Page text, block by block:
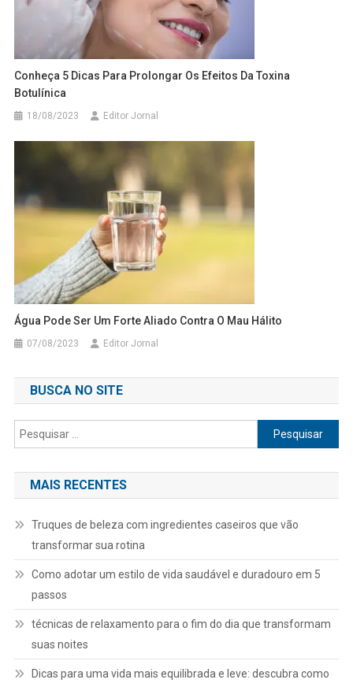
Conheça 5 Dicas Para Prolongar Os Efeitos Da Toxina
Botulínica
18/08/2023 Editor Jornal
Água Pode Ser Um Forte Aliado Contra O Mau Hálito
07/08/2023 Editor Jornal
BUSCA NO SITE
Pesquisar
por:
MAIS RECENTES
Truques de beleza com ingredientes caseiros que vão
transformar sua rotina
Como adotar um estilo de vida saudável e duradouro em 5
passos
técnicas de relaxamento para o fim do dia que transformam
suas noites
Dicas para uma vida mais equilibrada e leve: descubra como